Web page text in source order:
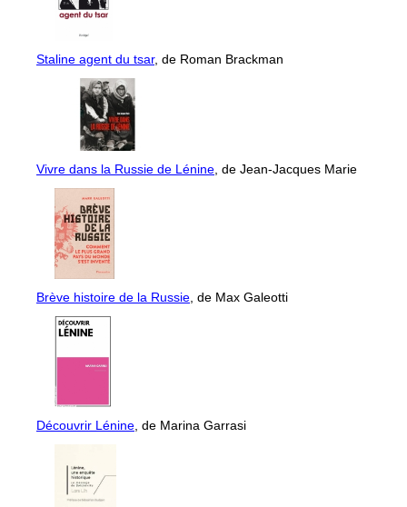
Staline agent du tsar, de Roman Brackman
Vivre dans la Russie de Lénine, de Jean-Jacques Marie
Brève histoire de la Russie, de Max Galeotti
Découvrir Lénine, de Marina Garrasi